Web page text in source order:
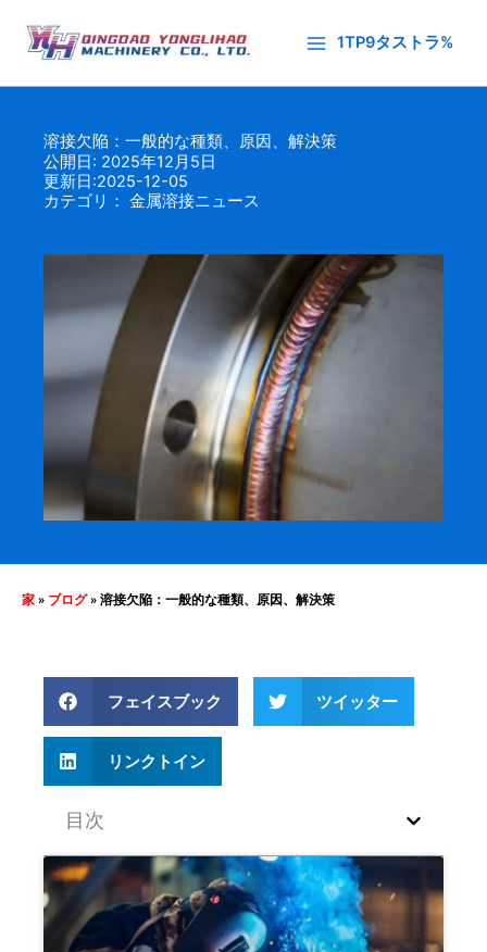
ス
1TP9タストラ%
溶接欠陥：一般的な種類、原因、解決策
公開日: 2025年12月5日
更新日:2025-12-05
カテゴリ： 金属溶接ニュース
家» ブログ»溶接欠陥：一般的な種類、原因、解決策
フェイスブック ツイッター
リンクトイン
目次